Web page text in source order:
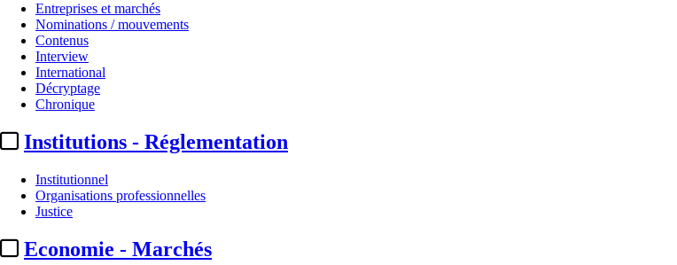
Entreprises et marchés
Nominations / mouvements
Contenus
Interview
International
Décryptage
Chronique
Institutions - Réglementation
Institutionnel
Organisations professionnelles
Justice
Economie - Marchés
Régies & agences média
Webedia Brand Xperiences :
Actualité n° 350497| Publié le 03 juil. 2026 14:00
...